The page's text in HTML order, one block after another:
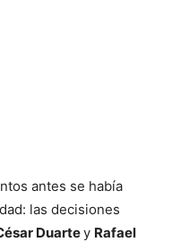
antes se había
las decisiones
Duartey Rafael